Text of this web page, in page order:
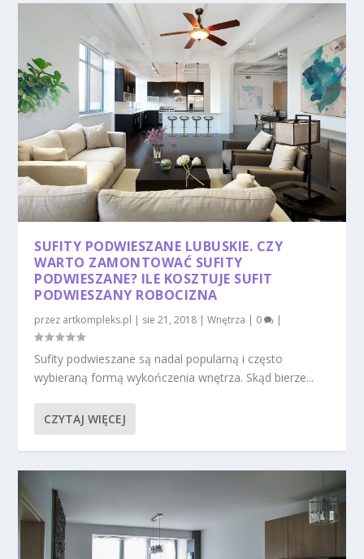
SUFITY PODWIESZANE LUBUSKIE. CZY
WARTO ZAMONTOWAĆ SUFITY
PODWIESZANE? ILE KOSZTUJE SUFIT
PODWIESZANY ROBOCIZNA
przez artkompleks.pl | sie 21, 2018 |Wnętrza | 0 |
Sufity podwieszane są nadal popularną i często
wybieraną formą wykończenia wnętrza. Skąd bierze...
CZYTAJ WIĘCEJ